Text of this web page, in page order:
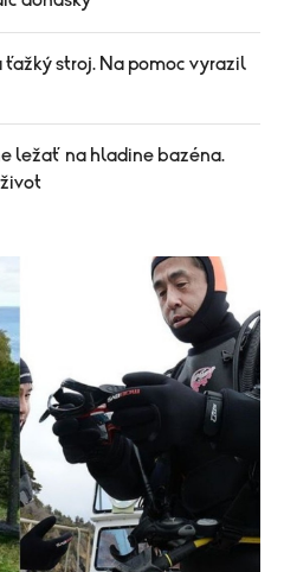
stroj. Na pomoc vyrazil
ležať na hladine bazéna.